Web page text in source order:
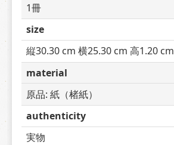
1冊
size
縦30.30 cm 横25.30 cm 高1.20 cm
material
原品: 紙（楮紙）
authenticity
実物